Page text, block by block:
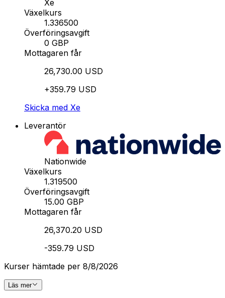
Xe
Växelkurs
1.336500
Överföringsavgift
0 GBP
Mottagaren får
26,730.00 USD
+359.79 USD
Skicka med Xe
Leverantör
Nationwide
Växelkurs
1.319500
Överföringsavgift
15.00 GBP
Mottagaren får
26,370.20 USD
-359.79 USD
Kurser hämtade per 8/8/2026
Läs mer